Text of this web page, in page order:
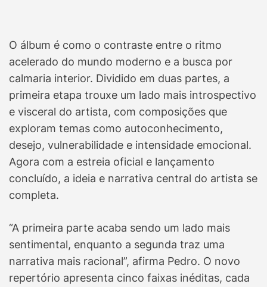
O álbum é como o contraste entre o ritmo
acelerado do mundo moderno e a busca por
calmaria interior. Dividido em duas partes, a
primeira etapa trouxe um lado mais introspectivo
e visceral do artista, com composições que
exploram temas como autoconhecimento,
desejo, vulnerabilidade e intensidade emocional.
Agora com a estreia oficial e lançamento
concluído, a ideia e narrativa central do artista se
completa.
“A primeira parte acaba sendo um lado mais
sentimental, enquanto a segunda traz uma
narrativa mais racional”, afirma Pedro. O novo
repertório apresenta cinco faixas inéditas, cada